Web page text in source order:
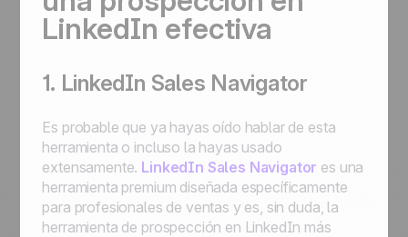
LinkedIn efectiva
1. LinkedIn Sales Navigator
Es probable que ya hayas oído hablar de esta
herramienta o incluso la hayas usado
extensamente. LinkedIn Sales Navigator es una
herramienta premium diseñada específicamente
para profesionales de ventas y es, sin duda, la
herramienta de prospección en LinkedIn más